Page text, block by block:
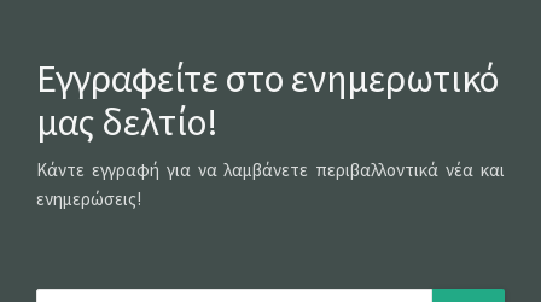
Εγγραφείτε στο ενημερωτικό
μας δελτίο!
Κάντε εγγραφή για να λαμβάνετε περιβαλλοντικά νέα και
ενημερώσεις!